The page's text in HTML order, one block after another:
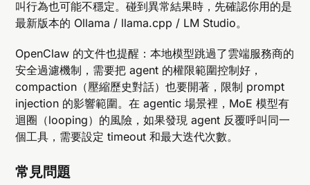
叫行為也可能不穩定。碰到異常結果時，先確認你用的是
最新版本的 Ollama / llama.cpp / LM Studio。
OpenClaw 的文件也提醒：本地模型跳過了雲端服務商的
安全過濾機制，需要把 agent 的權限範圍控制好，
compaction（壓縮歷史對話）也要開著，限制 prompt
injection 的影響範圍。在 agentic 場景裡，MoE 模型有
迴圈（looping）的風險，如果發現 agent 反覆呼叫同一
個工具，需要設定 timeout 和最大迭代次數。
常見問題